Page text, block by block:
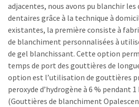
adjacentes, nous avons pu blanchir les
dentaires grâce à la technique à
existantes, la première consiste à
de blanchiment personnalisées à
de gel blanchissant. Cette option
temps de port des gouttières de
option est l’utilisation de gouttières
peroxyde d’hydrogène à 6 % pendant
(Gouttières de blanchiment